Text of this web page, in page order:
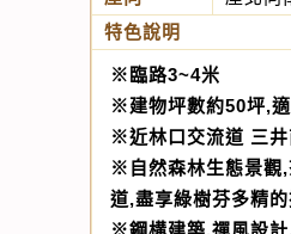
特色說明
※臨路3~4米
※建物坪數約50坪,
※近林口交流道 三井
※自然森林生態景觀
道,盡享綠樹芬多精
※鋼構建築,禪風設計